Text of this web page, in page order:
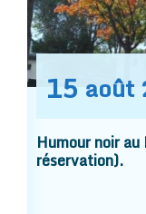
15 août
Humour noir
réservation).